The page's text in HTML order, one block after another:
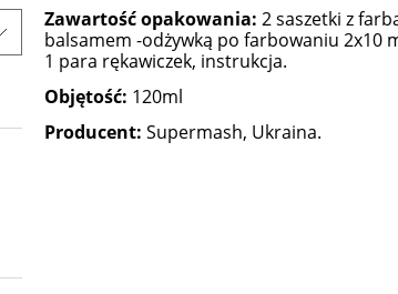
Zawartość opakowania: 2 saszetki z
balsamem -odżywką po farbowaniu 2x10
1 para rękawiczek, instrukcja.
Objętość: 120ml
Producent: Supermash, Ukraina.